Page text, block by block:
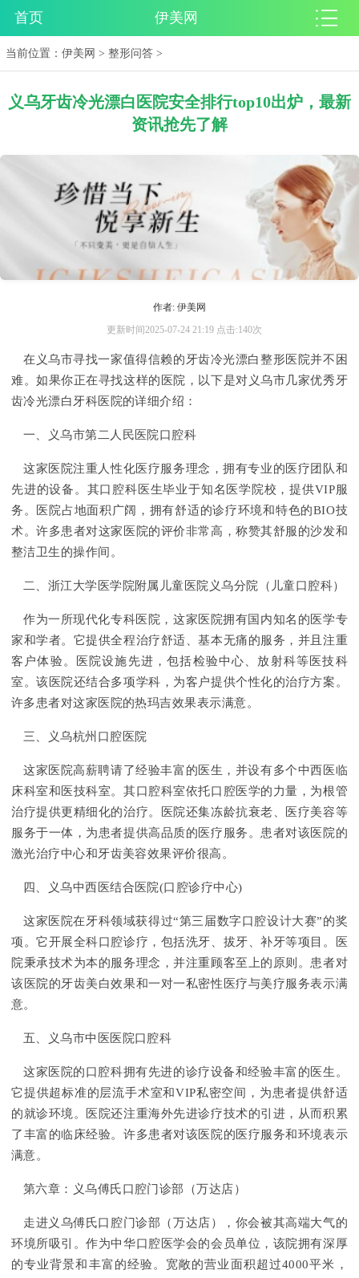
首页 伊美网
当前位置：伊美网 >整形问答 >
义乌牙齿冷光漂白医院安全排行top10出炉，最新
资讯抢先了解
作者: 伊美网
更新时间2025-07-24 21:19 点击:140次
在义乌市寻找一家值得信赖的牙齿冷光漂白整形医院并不困
难。如果你正在寻找这样的医院，以下是对义乌市几家优秀牙
齿冷光漂白牙科医院的详细介绍：
一、义乌市第二人民医院口腔科
这家医院注重人性化医疗服务理念，拥有专业的医疗团队和
先进的设备。其口腔科医生毕业于知名医学院校，提供VIP服
务。医院占地面积广阔，拥有舒适的诊疗环境和特色的BIO技
术。许多患者对这家医院的评价非常高，称赞其舒服的沙发和
整洁卫生的操作间。
二、浙江大学医学院附属儿童医院义乌分院（儿童口腔科）
作为一所现代化专科医院，这家医院拥有国内知名的医学专
家和学者。它提供全程治疗舒适、基本无痛的服务，并且注重
客户体验。医院设施先进，包括检验中心、放射科等医技科
室。该医院还结合多项学科，为客户提供个性化的治疗方案。
许多患者对这家医院的热玛吉效果表示满意。
三、义乌杭州口腔医院
这家医院高薪聘请了经验丰富的医生，并设有多个中西医临
床科室和医技科室。其口腔科室依托口腔医学的力量，为根管
治疗提供更精细化的治疗。医院还集冻龄抗衰老、医疗美容等
服务于一体，为患者提供高品质的医疗服务。患者对该医院的
激光治疗中心和牙齿美容效果评价很高。
四、义乌中西医结合医院(口腔诊疗中心)
这家医院在牙科领域获得过“第三届数字口腔设计大赛”的奖
项。它开展全科口腔诊疗，包括洗牙、拔牙、补牙等项目。医
院秉承技术为本的服务理念，并注重顾客至上的原则。患者对
该医院的牙齿美白效果和一对一私密性医疗与美疗服务表示满
意。
五、义乌市中医医院口腔科
这家医院的口腔科拥有先进的诊疗设备和经验丰富的医生。
它提供超标准的层流手术室和VIP私密空间，为患者提供舒适
的就诊环境。医院还注重海外先进诊疗技术的引进，从而积累
了丰富的临床经验。许多患者对该医院的医疗服务和环境表示
满意。
第六章：义乌傅氏口腔门诊部（万达店）
走进义乌傅氏口腔门诊部（万达店），你会被其高端大气的
环境所吸引。作为中华口腔医学会的会员单位，该院拥有深厚
的专业背景和丰富的经验。宽敞的营业面积超过4000平米，